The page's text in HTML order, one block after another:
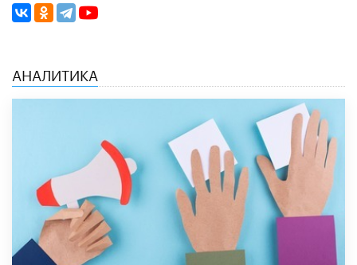
АНАЛИТИКА